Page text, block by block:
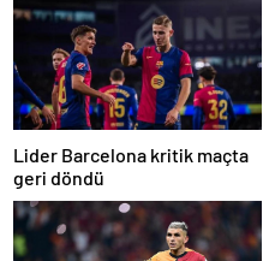
Lider Barcelona kritik maçta
geri döndü